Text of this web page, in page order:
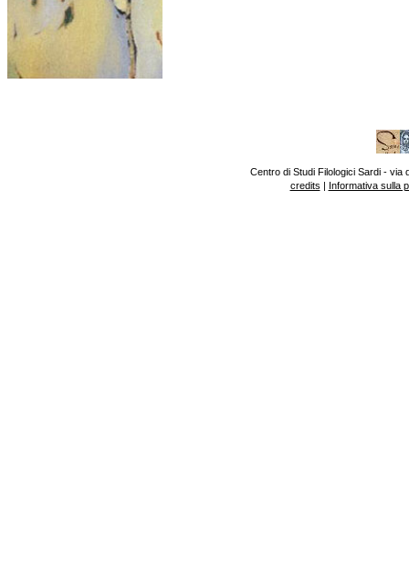
Centro di Studi Filologici Sardi - via
credits | Informativa sulla